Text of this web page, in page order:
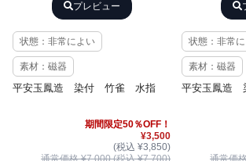
プレビュー
状態：非常によい
素材：磁器
平安玉鳳造 染付 竹雀 水指
期間限定50％OFF！
¥3,500
(税込 ¥3,850)
状態：非常
素材：磁器
平安玉鳳造